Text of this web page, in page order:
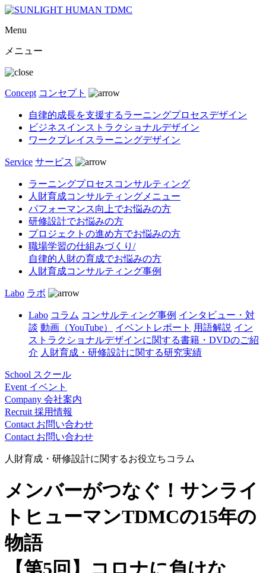
Menu
メニュー
Concept コンセプト
自律的成長を支援するラーニングプロセスデザイン
ビジネスインストラクショナルデザイン
ワークプレイスラーニングデザイン
Service サービス
ラーニングプロセスコンサルティング
人財育成コンサルティングメニュー
パフォーマンス向上でお悩みの方
研修設計でお悩みの方
プロジェクトの進め方でお悩みの方
職場学習の仕組みづくり/
自律的人財の育成でお悩みの方
人財育成コンサルティング事例
Labo ラボ
Labo コラム コンサルティング事例 インタビュー・対
談 動画（YouTube） イベントレポート 用語解説 イン
ストラクショナルデザインに関する書籍・DVDのご紹
介 人財育成・研修設計に関する研究実績
School スクール
Event イベント
Company 会社案内
Recruit 採用情報
Contact お問い合わせ
Contact お問い合わせ
人財育成・研修設計に関するお役立ちコラム
メンバーがつなぐ！サンライ
トヒューマンTDMCの15年の
物語